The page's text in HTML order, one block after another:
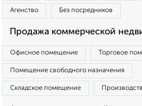
Агенство Без посредников
Продажа коммерческой
Офисное помещение Торговое
Помещение свободного назначения
Складское помещение